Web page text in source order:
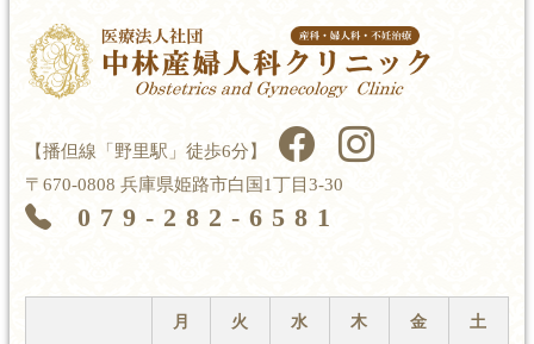
【播但線「野里駅」徒歩6分】
〒670-0808 兵庫県姫路市白国1丁目3-30
079-282-6581
月 火 水 木 金 土